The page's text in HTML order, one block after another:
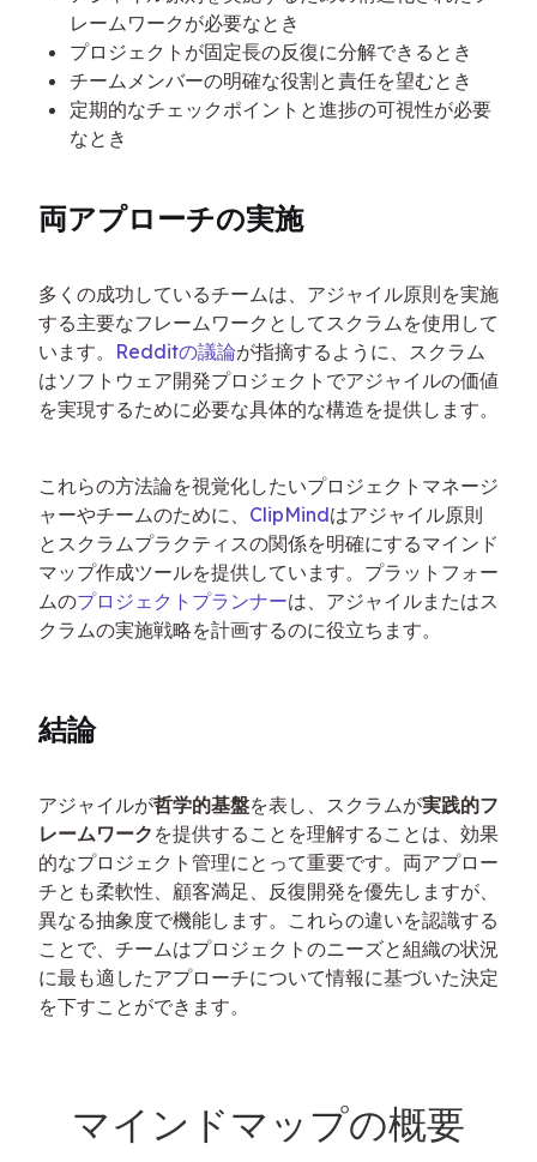
レームワークが必要なとき
プロジェクトが固定長の反復に分解できるとき
チームメンバーの明確な役割と責任を望むとき
定期的なチェックポイントと進捗の可視性が必要
なとき
両アプローチの実施
多くの成功しているチームは、アジャイル原則を実施
する主要なフレームワークとしてスクラムを使用して
います。 Redditの議論が指摘するように、スクラム
はソフトウェア開発プロジェクトでアジャイルの価値
を実現するために必要な具体的な構造を提供します。
これらの方法論を視覚化したいプロジェクトマネージ
ャーやチームのために、 ClipMindはアジャイル原則
とスクラムプラクティスの関係を明確にするマインド
マップ作成ツールを提供しています。プラットフォー
ムのプロジェクトプランナーは、アジャイルまたはス
クラムの実施戦略を計画するのに役立ちます。
結論
アジャイルが哲学的基盤を表し、スクラムが実践的フ
レームワーク を提供することを理解することは、効果
的なプロジェクト管理にとって重要です。両アプロー
チとも柔軟性、顧客満足、反復開発を優先しますが、
異なる抽象度で機能します。これらの違いを認識する
ことで、チームはプロジェクトのニーズと組織の状況
に最も適したアプローチについて情報に基づいた決定
を下すことができます。
マインドマップの概要